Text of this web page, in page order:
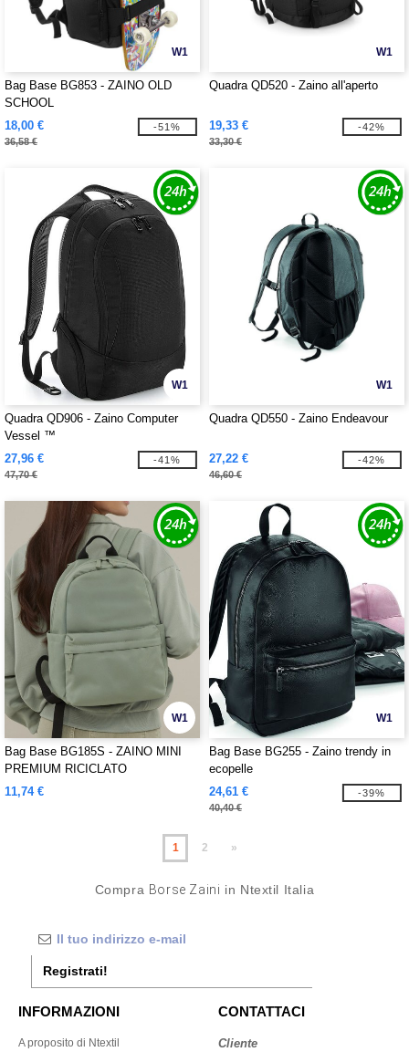
W1
Bag Base BG853 - ZAINO OLD
SCHOOL
18,00 €
36,58 €
-51%
W1
Quadra QD520 - Zaino all'aperto
19,33 €
33,30 €
-42%
W1
Quadra QD906 - Zaino Computer
Vessel ™
27,96 €
47,70 €
-41%
W1
Quadra QD550 - Zaino Endeavour
27,22 €
46,60 €
-42%
W1
Bag Base BG185S - ZAINO MINI
PREMIUM RICICLATO
11,74 €
W1
Bag Base BG255 - Zaino trendy in
ecopelle
24,61 €
40,40 €
-39%
1 2 »
Compra Borse Zaini in Ntextil Italia
Registrati!
INFORMAZIONI
A proposito di Ntextil
CONTATTACI
Cliente